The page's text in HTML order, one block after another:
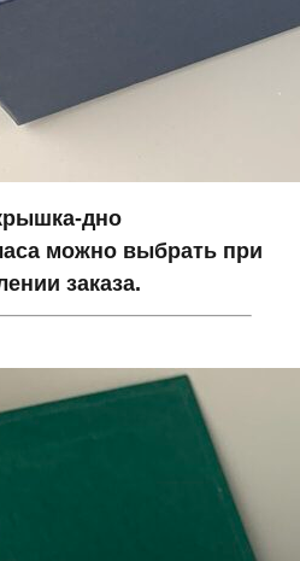
дно
можно выбрать при
заказа.